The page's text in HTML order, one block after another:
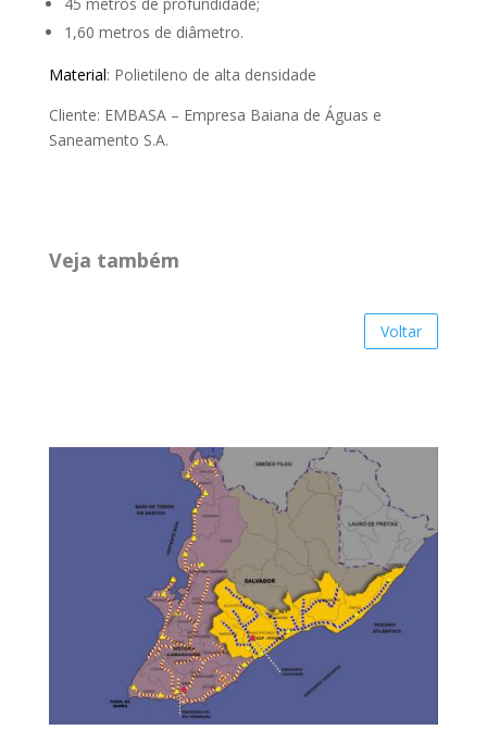
1,60 metros de diâmetro.
Material: Polietileno de alta densidade
Cliente: EMBASA – Empresa Baiana de Águas e
Saneamento S.A.
Veja também
Voltar